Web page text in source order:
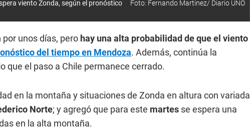
viento Zonda, según el pronóstico
Foto: Fernando Martinez/ Diario UNO
unos días, pero hay una alta probabilidad de que el viento
del tiempo en Mendoza. Además, continúa la
que el paso a Chile permanece cerrado.
en la montaña y situaciones de Zonda en altura con variada
Norte; y agregó que para este martes se espera una
en la alta montaña.